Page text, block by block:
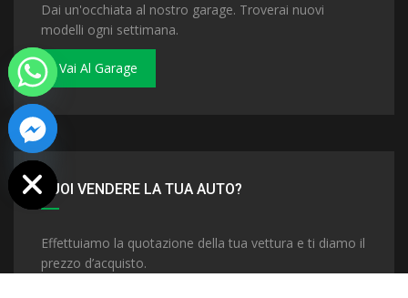
Dai un'occhiata al nostro garage. Troverai nuovi
modelli ogni settimana.
Vai Al Garage
VUOI VENDERE LA TUA AUTO?
Effettuiamo la quotazione della tua vettura e ti diamo il
prezzo d’acquisto.